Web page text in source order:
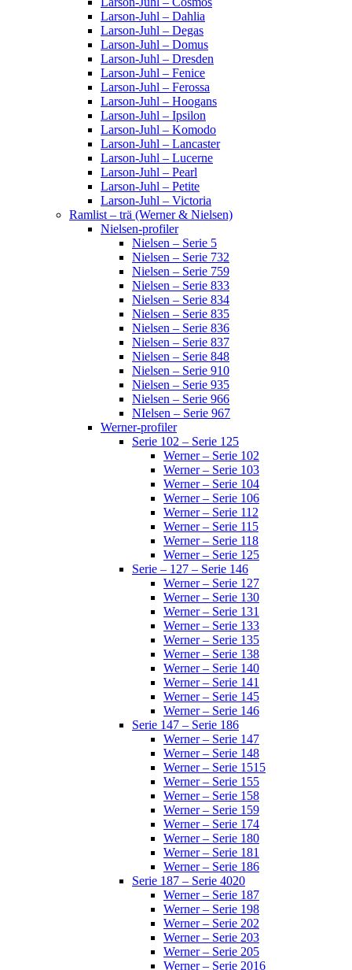
Larson-Juhl – Dahlia
Larson-Juhl – Degas
Larson-Juhl – Domus
Larson-Juhl – Dresden
Larson-Juhl – Fenice
Larson-Juhl – Ferossa
Larson-Juhl – Hoogans
Larson-Juhl – Ipsilon
Larson-Juhl – Komodo
Larson-Juhl – Lancaster
Larson-Juhl – Lucerne
Larson-Juhl – Pearl
Larson-Juhl – Petite
Larson-Juhl – Victoria
Ramlist – trä (Werner & Nielsen)
Nielsen-profiler
Nielsen – Serie 5
Nielsen – Serie 732
Nielsen – Serie 759
Nielsen – Serie 833
Nielsen – Serie 834
Nielsen – Serie 835
Nielsen – Serie 836
Nielsen – Serie 837
Nielsen – Serie 848
Nielsen – Serie 910
Nielsen – Serie 935
Nielsen – Serie 966
NIelsen – Serie 967
Werner-profiler
Serie 102 – Serie 125
Werner – Serie 102
Werner – Serie 103
Werner – Serie 104
Werner – Serie 106
Werner – Serie 112
Werner – Serie 115
Werner – Serie 118
Werner – Serie 125
Serie – 127 – Serie 146
Werner – Serie 127
Werner – Serie 130
Werner – Serie 131
Werner – Serie 133
Werner – Serie 135
Werner – Serie 138
Werner – Serie 140
Werner – Serie 141
Werner – Serie 145
Werner – Serie 146
Serie 147 – Serie 186
Werner – Serie 147
Werner – Serie 148
Werner – Serie 1515
Werner – Serie 155
Werner – Serie 158
Werner – Serie 159
Werner – Serie 174
Werner – Serie 180
Werner – Serie 181
Werner – Serie 186
Serie 187 – Serie 4020
Werner – Serie 187
Werner – Serie 198
Werner – Serie 202
Werner – Serie 203
Werner – Serie 205
Werner – Serie 2016